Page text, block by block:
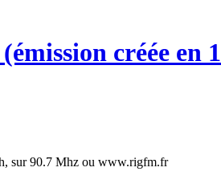
créée en
sur 90.7 Mhz ou www.rigfm.fr